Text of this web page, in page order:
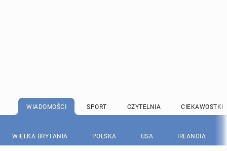
WIADOMOŚCI SPORT CZYTELNIA CIEKAWOSTKI
WIELKA BRYTANIA POLSKA USA IRLANDIA